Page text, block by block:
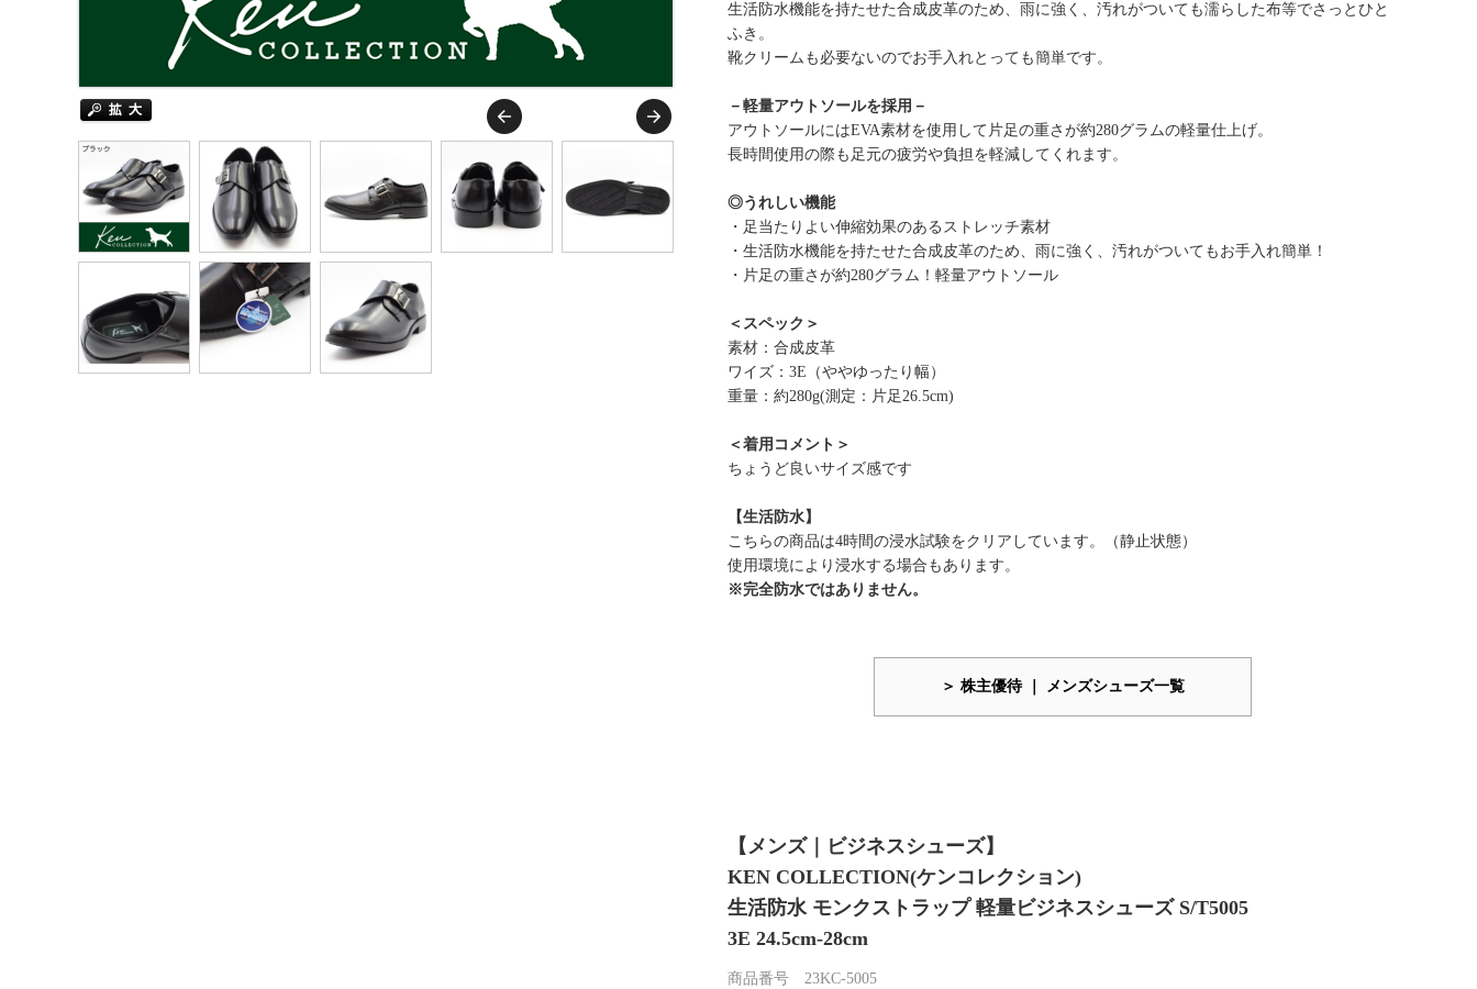
生活防水機能を持たせた合成皮革のため、雨に強く、汚れがついても濡らした布等でさっとひと
ふき。
靴クリームも必要ないのでお手入れとっても簡単です。
－軽量アウトソールを採用－
アウトソールにはEVA素材を使用して片足の重さが約280グラムの軽量仕上げ。
長時間使用の際も足元の疲労や負担を軽減してくれます。
◎うれしい機能
・足当たりよい伸縮効果のあるストレッチ素材
・生活防水機能を持たせた合成皮革のため、雨に強く、汚れがついてもお手入れ簡単！
・片足の重さが約280グラム！軽量アウトソール
＜スペック＞
素材：合成皮革
ワイズ：3E（ややゆったり幅）
重量：約280g(測定：片足26.5cm)
＜着用コメント＞
ちょうど良いサイズ感です
【生活防水】
こちらの商品は4時間の浸水試験をクリアしています。（静止状態）
使用環境により浸水する場合もあります。
※完全防水ではありません。
＞ 株主優待 ｜ メンズシューズ一覧
【メンズ｜ビジネスシューズ】
KEN COLLECTION(ケンコレクション)
生活防水 モンクストラップ 軽量ビジネスシューズ S/T5005
3E 24.5cm-28cm
商品番号 23KC-5005